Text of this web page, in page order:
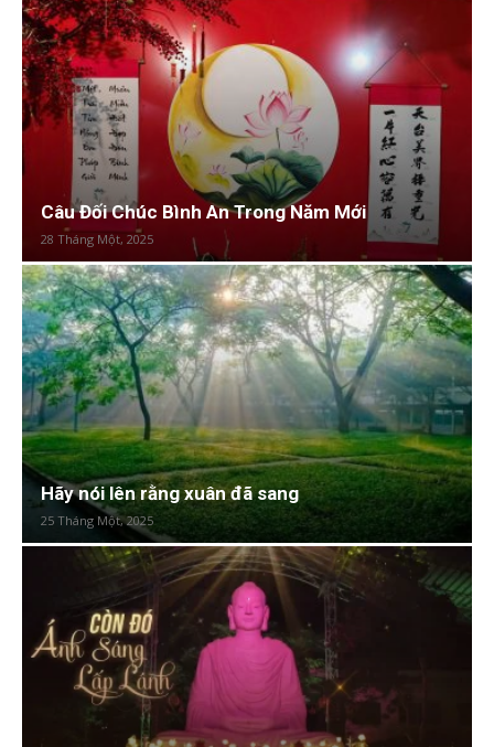
Câu Đối Chúc Bình An Trong Năm Mới
28 Tháng Một, 2025
Hãy nói lên rằng xuân đã sang
25 Tháng Một, 2025